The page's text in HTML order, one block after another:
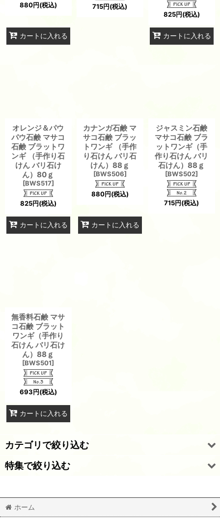
880円(税込)
カートに入れる
715円(税込)
825円(税込)
カートに入れる
オレンジ＆パウ
パウ石鹸 マサコ
石鹸 ブラットワ
ンギ （手作り石
けん バリ石け
ん）80ｇ
[BWS517]
825円(税込)
カートに入れる
カナンガ石鹸 マ
サコ石鹸 ブラッ
トワンギ （手作
り石けん バリ石
けん）88ｇ
[BWS506]
880円(税込)
カートに入れる
ジャスミン石鹸
マサコ石鹸 ブラ
ットワンギ（手
作り石けん バリ
石けん）88ｇ
[BWS502]
715円(税込)
無香料石鹸 マサ
コ石鹸 ブラット
ワンギ（手作り
石けん バリ石け
ん）88ｇ
[BWS501]
693円(税込)
カートに入れる
カテゴリで絞り込む
マサコ石鹸 （ブラットワンギソープ）
お得なお試しセット
特集で絞り込む
レギュラーサイズ石鹸
ホーム